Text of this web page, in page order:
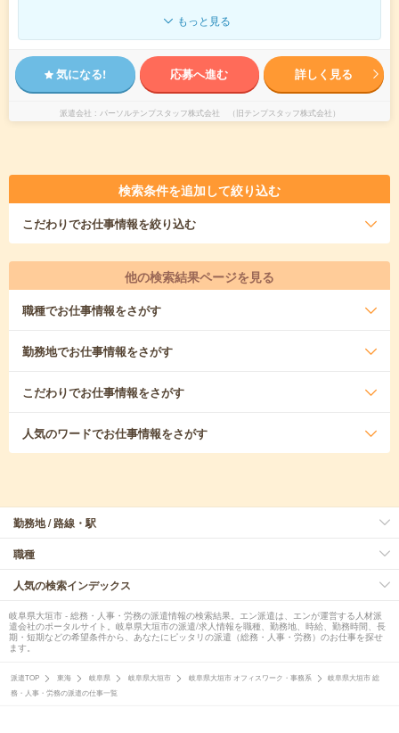
もっと見る
気になる! 応募へ進む 詳しく見る
派遣会社 パーソルテンプスタッフ株式会社 （旧テンプスタッフ株式会社）
検索条件を追加して絞り込む
こだわりでお仕事情報を絞り込む
他の検索結果ページを見る
職種でお仕事情報をさがす
勤務地でお仕事情報をさがす
こだわりでお仕事情報をさがす
人気のワードでお仕事情報をさがす
勤務地 / 路線・駅
職種
人気の検索インデックス
岐阜県大垣市 - 総務・人事・労務の派遣情報の検索結果。エン派遣は、エンが運営する人材派
遣会社のポータルサイト。岐阜県大垣市の派遣/求人情報を職種、勤務地、時給、勤務時間、長
期・短期などの希望条件から、あなたにピッタリの派遣（総務・人事・労務）のお仕事を探せ
ます。
派遣TOP 東海 岐阜県 岐阜県大垣市 岐阜県大垣市 オフィスワーク・事務系
岐阜県大垣市 総
務・人事・労務の派遣の仕事一覧